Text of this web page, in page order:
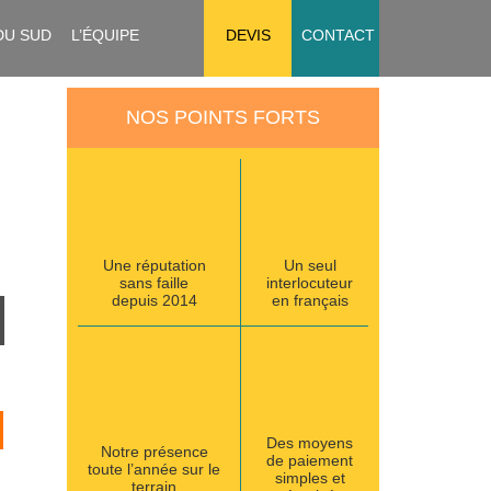
SUD L’ÉQUIPE DEVIS CONTACT
NOS POINTS FORTS
Une réputation
sans faille
depuis 2014
Un seul
interlocuteur
en français
Notre présence
toute l’année sur le
terrain
Des moyens
de paiement
simples et